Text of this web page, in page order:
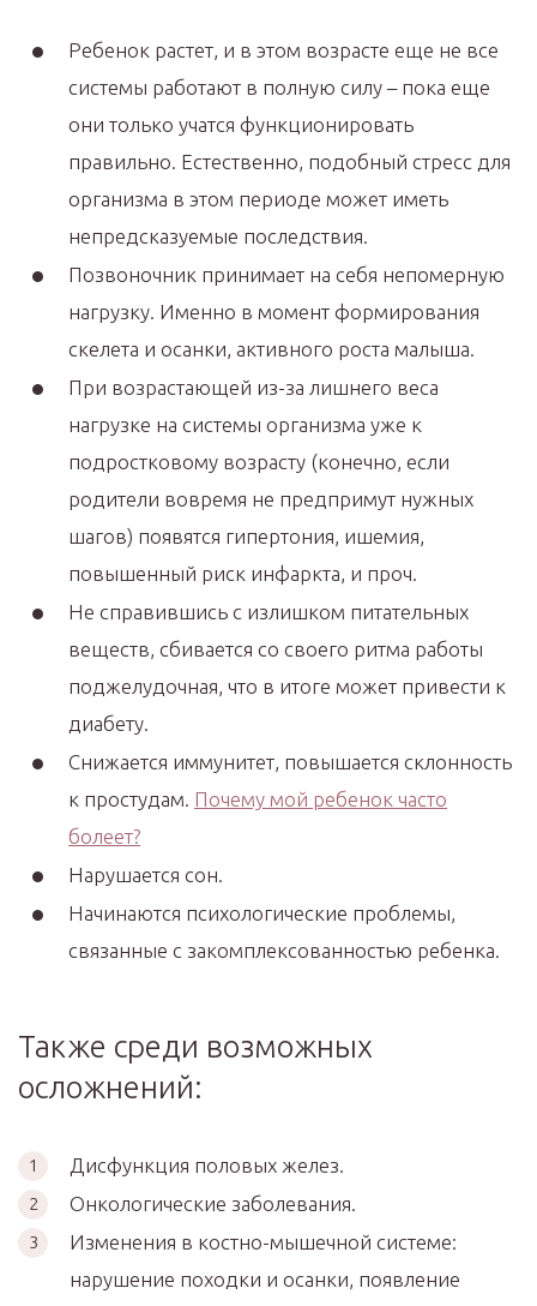
Ребенок растет, и в этом возрасте еще не все
системы работают в полную силу – пока еще
они только учатся функционировать
правильно. Естественно, подобный стресс для
организма в этом периоде может иметь
непредсказуемые последствия.
Позвоночник принимает на себя непомерную
нагрузку. Именно в момент формирования
скелета и осанки, активного роста малыша.
При возрастающей из-за лишнего веса
нагрузке на системы организма уже к
подростковому возрасту (конечно, если
родители вовремя не предпримут нужных
шагов) появятся гипертония, ишемия,
повышенный риск инфаркта, и проч.
Не справившись с излишком питательных
веществ, сбивается со своего ритма работы
поджелудочная, что в итоге может привести к
диабету.
Снижается иммунитет, повышается склонность
к простудам. Почему мой ребенок часто
болеет?
Нарушается сон.
Начинаются психологические проблемы,
связанные с закомплексованностью ребенка.
Также среди возможных
осложнений:
Дисфункция половых желез.
Онкологические заболевания.
Изменения в костно-мышечной системе:
нарушение походки и осанки, появление